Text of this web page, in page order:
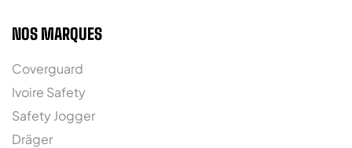
NOS MARQUES
Coverguard
Ivoire Safety
Safety Jogger
Dräger